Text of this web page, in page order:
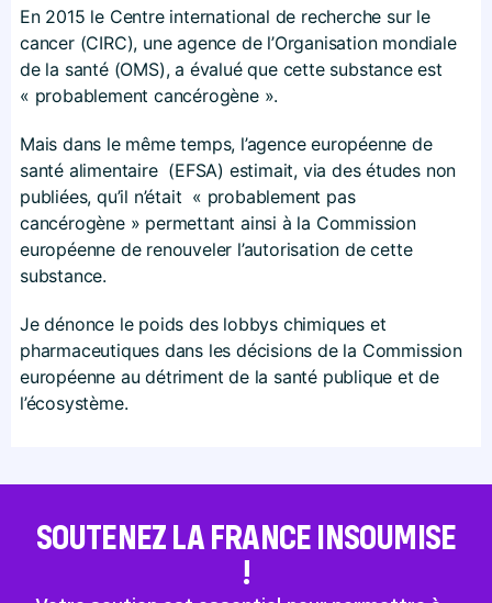
En 2015 le Centre international de recherche sur le
cancer (CIRC), une agence de l’Organisation mondiale
de la santé (OMS), a évalué que cette substance est
« probablement cancérogène ».
Mais dans le même temps, l’agence européenne de
santé alimentaire (EFSA) estimait, via des études non
publiées, qu’il n’était « probablement pas
cancérogène » permettant ainsi à la Commission
européenne de renouveler l’autorisation de cette
substance.
Je dénonce le poids des lobbys chimiques et
pharmaceutiques dans les décisions de la Commission
européenne au détriment de la santé publique et de
l’écosystème.
SOUTENEZ LA FRANCE INSOUMISE
!